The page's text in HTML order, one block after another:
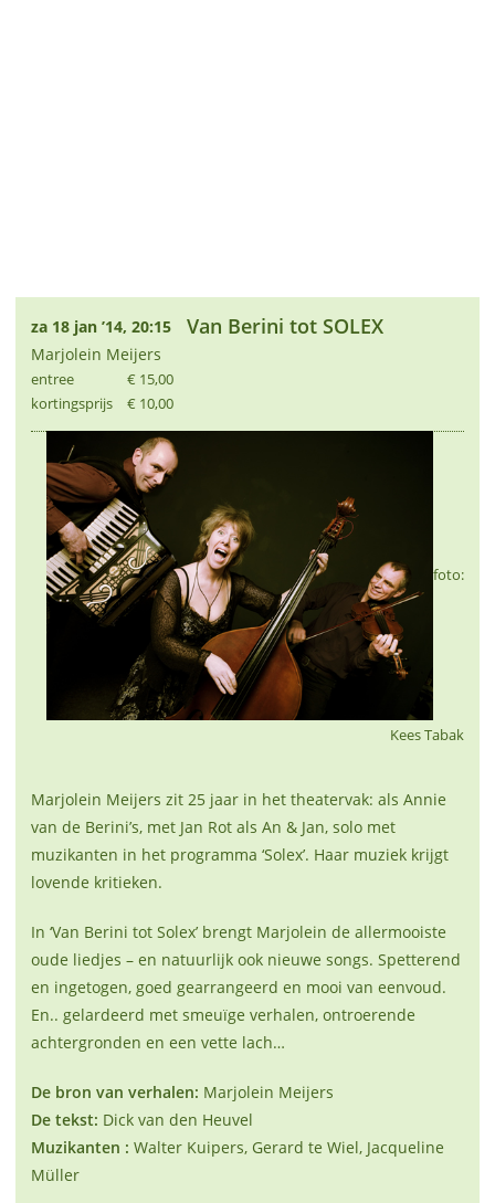
za 18 jan ’14, 20:15 Van Berini tot SOLEX
Marjolein Meijers
entree
kortingsprijs
€ 15,00
€ 10,00
foto:
Kees Tabak
Marjolein Meijers zit 25 jaar in het theatervak: als Annie
van de Berini’s, met Jan Rot als An & Jan, solo met
muzikanten in het programma ‘Solex’. Haar muziek krijgt
lovende kritieken.
In ‘Van Berini tot Solex’ brengt Marjolein de allermooiste
oude liedjes – en natuurlijk ook nieuwe songs. Spetterend
en ingetogen, goed gearrangeerd en mooi van eenvoud.
En.. gelardeerd met smeuïge verhalen, ontroerende
achtergronden en een vette lach…
De bron van verhalen: Marjolein Meijers
De tekst: Dick van den Heuvel
Muzikanten : Walter Kuipers, Gerard te Wiel, Jacqueline
Müller